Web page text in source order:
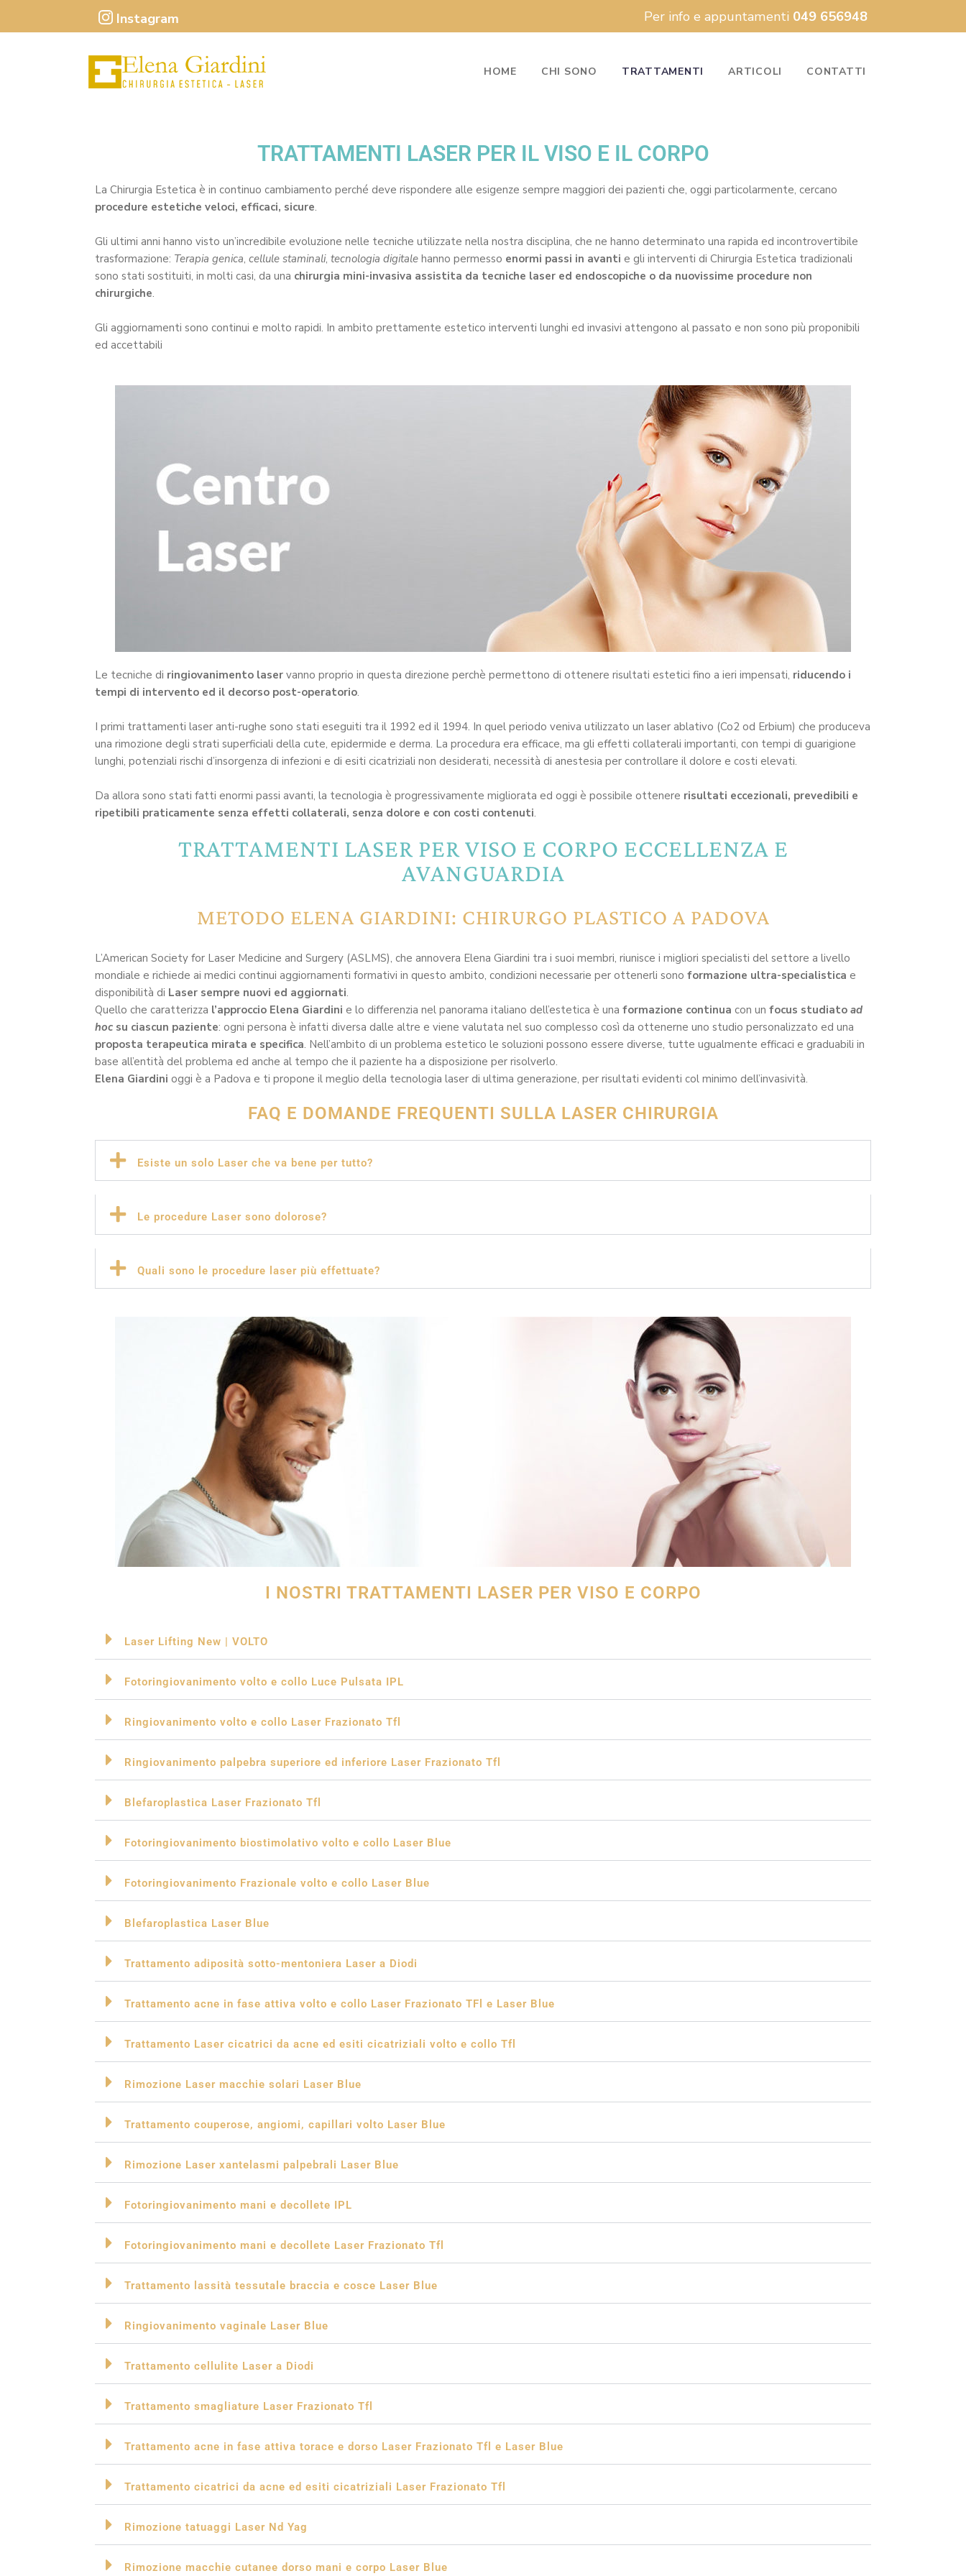
Instagram Per info e appuntamenti 049 656948
HOME CHI SONO TRATTAMENTI ARTICOLI CONTATTI
TRATTAMENTI LASER PER IL VISO E IL CORPO
La Chirurgia Estetica è in continuo cambiamento perché deve rispondere alle esigenze sempre maggiori dei pazienti che, oggi particolarmente, cercano
procedure estetiche veloci, efficaci, sicure.
Gli ultimi anni hanno visto un’incredibile evoluzione nelle tecniche utilizzate nella nostra disciplina, che ne hanno determinato una rapida ed incontrovertibile
trasformazione: Terapia genica, cellule staminali, tecnologia digitale hanno permesso enormi passi in avanti e gli interventi di Chirurgia Estetica tradizionali
sono stati sostituiti, in molti casi, da una chirurgia mini-invasiva assistita da tecniche laser ed endoscopiche o da nuovissime procedure non
chirurgiche.
Gli aggiornamenti sono continui e molto rapidi. In ambito prettamente estetico interventi lunghi ed invasivi attengono al passato e non sono più proponibili
ed accettabili
Le tecniche di ringiovanimento laser vanno proprio in questa direzione perchè permettono di ottenere risultati estetici fino a ieri impensati, riducendo i
tempi di intervento ed il decorso post-operatorio.
I primi trattamenti laser anti-rughe sono stati eseguiti tra il 1992 ed il 1994. In quel periodo veniva utilizzato un laser ablativo (Co2 od Erbium) che produceva
una rimozione degli strati superficiali della cute, epidermide e derma. La procedura era efficace, ma gli effetti collaterali importanti, con tempi di guarigione
lunghi, potenziali rischi d’insorgenza di infezioni e di esiti cicatriziali non desiderati, necessità di anestesia per controllare il dolore e costi elevati.
Da allora sono stati fatti enormi passi avanti, la tecnologia è progressivamente migliorata ed oggi è possibile ottenere risultati eccezionali, prevedibili e
ripetibili praticamente senza effetti collaterali, senza dolore e con costi contenuti.
TRATTAMENTI LASER PER VISO E CORPO ECCELLENZA E
AVANGUARDIA
METODO ELENA GIARDINI: CHIRURGO PLASTICO A PADOVA
L’American Society for Laser Medicine and Surgery (ASLMS), che annovera Elena Giardini tra i suoi membri, riunisce i migliori specialisti del settore a livello
mondiale e richiede ai medici continui aggiornamenti formativi in questo ambito, condizioni necessarie per ottenerli sono formazione ultra-specialistica e
disponibilità di Laser sempre nuovi ed aggiornati.
Quello che caratterizza l’approccio Elena Giardini e lo differenzia nel panorama italiano dell’estetica è una formazione continua con un focus studiato ad
hoc su ciascun paziente: ogni persona è infatti diversa dalle altre e viene valutata nel suo complesso così da ottenerne uno studio personalizzato ed una
proposta terapeutica mirata e specifica. Nell’ambito di un problema estetico le soluzioni possono essere diverse, tutte ugualmente efficaci e graduabili in
base all’entità del problema ed anche al tempo che il paziente ha a disposizione per risolverlo.
Elena Giardini oggi è a Padova e ti propone il meglio della tecnologia laser di ultima generazione, per risultati evidenti col minimo dell’invasività.
FAQ E DOMANDE FREQUENTI SULLA LASER CHIRURGIA
Esiste un solo Laser che va bene per tutto?
Le procedure Laser sono dolorose?
Quali sono le procedure laser più effettuate?
I NOSTRI TRATTAMENTI LASER PER VISO E CORPO
Laser Lifting New | VOLTO
Fotoringiovanimento volto e collo Luce Pulsata IPL
Ringiovanimento volto e collo Laser Frazionato Tfl
Ringiovanimento palpebra superiore ed inferiore Laser Frazionato Tfl
Blefaroplastica Laser Frazionato Tfl
Fotoringiovanimento biostimolativo volto e collo Laser Blue
Fotoringiovanimento Frazionale volto e collo Laser Blue
Blefaroplastica Laser Blue
Trattamento adiposità sotto-mentoniera Laser a Diodi
Trattamento acne in fase attiva volto e collo Laser Frazionato TFl e Laser Blue
Trattamento Laser cicatrici da acne ed esiti cicatriziali volto e collo Tfl
Rimozione Laser macchie solari Laser Blue
Trattamento couperose, angiomi, capillari volto Laser Blue
Rimozione Laser xantelasmi palpebrali Laser Blue
Fotoringiovanimento mani e decollete IPL
Fotoringiovanimento mani e decollete Laser Frazionato Tfl
Trattamento lassità tessutale braccia e cosce Laser Blue
Ringiovanimento vaginale Laser Blue
Trattamento cellulite Laser a Diodi
Trattamento smagliature Laser Frazionato Tfl
Trattamento acne in fase attiva torace e dorso Laser Frazionato Tfl e Laser Blue
Trattamento cicatrici da acne ed esiti cicatriziali Laser Frazionato Tfl
Rimozione tatuaggi Laser Nd Yag
Rimozione macchie cutanee dorso mani e corpo Laser Blue